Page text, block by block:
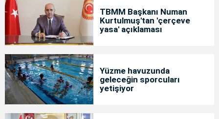
TBMM Başkanı Numan
Kurtulmuş'tan 'çerçeve
yasa' açıklaması
Yüzme havuzunda
geleceğin sporcuları
yetişiyor